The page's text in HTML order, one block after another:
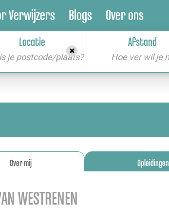
Verwijzers Blogs Over ons
Locatie
je postcode/plaats?
Afstand
Over mij Opleidingen
WESTRENEN